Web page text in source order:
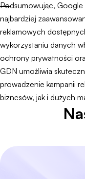
Podsumowując, Google
najbardziej
reklamowych
wykorzystaniu danych
ochrony prywatności
GDN umożliwia
prowadzenie kampanii
biznesów, jak i dużych